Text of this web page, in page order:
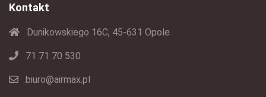
Kontakt
Dunikowskiego 16C, 45-631 Opole
71 71 70 530
biuro@airmax.pl